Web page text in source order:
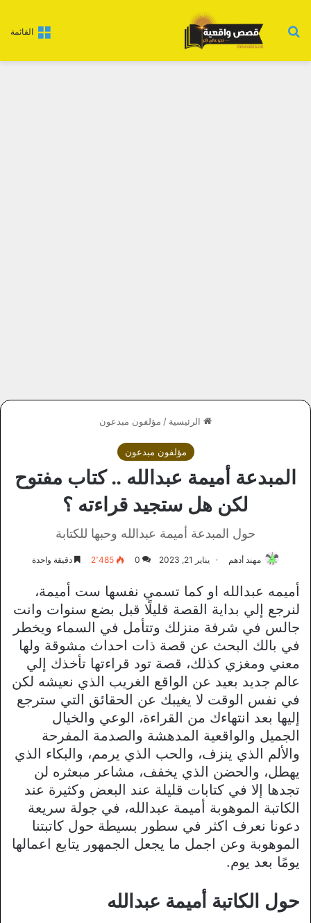
القائمة بحث عن
الرئيسية / مؤلفون مبدعون
مؤلفون مبدعون
المبدعة أميمة عبدالله .. كتاب مفتوح
لكن هل ستجيد قراءته ؟
حول المبدعة أميمة عبدالله وحبها للكتابة
مهند أدهم يناير 21, 2023 0 2٬485 دقيقة واحدة
أميمه عبدالله او كما تسمي نفسها ست أميمة،
لنرجع إلي بداية القصة قليلًا قبل بضع سنوات وانت
جالس في شرفة منزلك وتتأمل في السماء ويخطر
في بالك البحث عن قصة ذات احداث مشوقة ولها
معني ومغزي كذلك، قصة تود قراءتها تأخذك إلي
عالم جديد بعيد عن الواقع الغريب الذي نعيشه لكن
في نفس الوقت لا يغيبك عن الحقائق التي سترجع
إليها بعد انتهاءك من القراءة، الوعي والخيال
الجميل والواقعية المدهشة والصدمة المفرحة
والألم الذي ينزف، والحب الذي يرمم، والبكاء الذي
يهطل، والحضن الذي يخفف، مشاعر مبعثره لن
تجدها إلا في كتابات قليلة عند البعض وكثيرة عند
الكاتبة الموهوبة أميمة عبدالله، في جولة سريعة
دعونا نعرف اكثر في سطور بسيطة حول كاتبتنا
الموهوبة وعن اجمل ما يجعل الجمهور يتابع اعمالها
يومًا بعد يوم.
حول الكاتبة أميمة عبدالله